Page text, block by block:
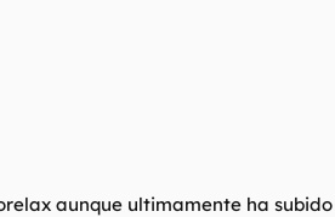
aunque ultimamente ha